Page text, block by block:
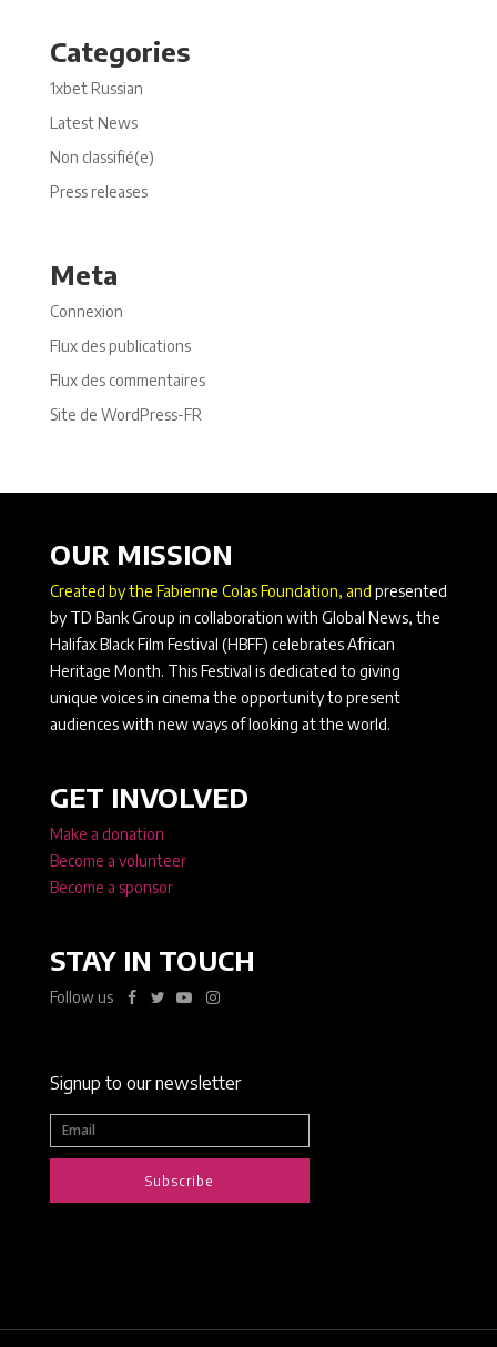
Categories
1xbet Russian
Latest News
Non classifié(e)
Press releases
Meta
Connexion
Flux des publications
Flux des commentaires
Site de WordPress-FR
OUR MISSION
Created by the Fabienne Colas Foundation, and presented
by TD Bank Group in collaboration with Global News, the
Halifax Black Film Festival (HBFF) celebrates African
Heritage Month. This Festival is dedicated to giving
unique voices in cinema the opportunity to present
audiences with new ways of looking at the world.
GET INVOLVED
Make a donation
Become a volunteer
Become a sponsor
STAY IN TOUCH
Follow us
Signup to our newsletter
Subscribe